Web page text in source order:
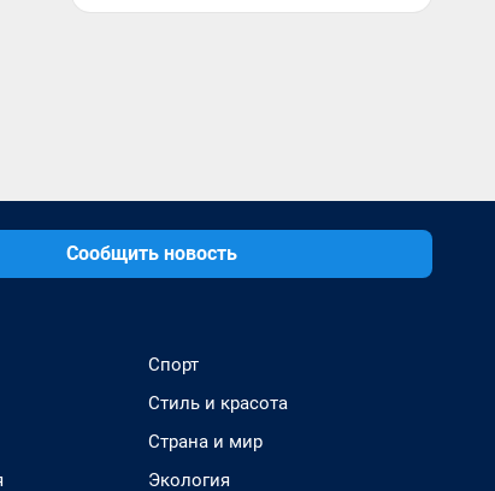
Сообщить новость
Спорт
Стиль и красота
Страна и мир
Экология